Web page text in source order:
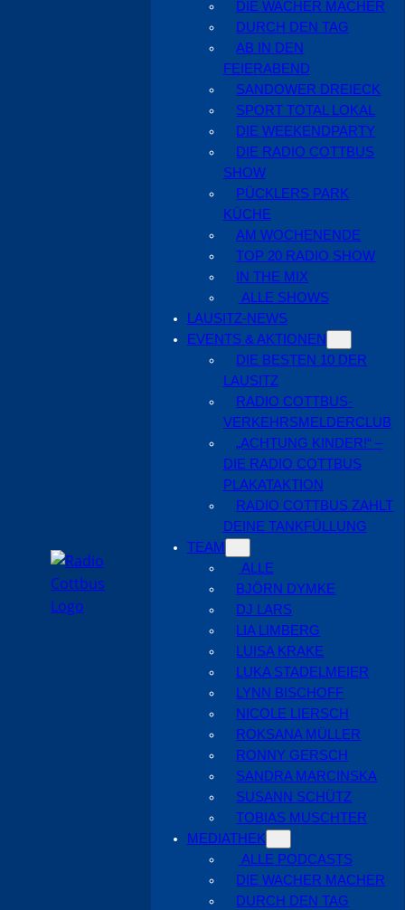
DIE WACHER MACHER
DURCH DEN TAG
AB IN DEN
FEIERABEND
SANDOWER DREIECK
SPORT TOTAL LOKAL
DIE WEEKENDPARTY
DIE RADIO COTTBUS
SHOW
PÜCKLERS PARK
KÜCHE
AM WOCHENENDE
TOP 20 RADIO SHOW
IN THE MIX
ALLE SHOWS
LAUSITZ-NEWS
EVENTS & AKTIONEN
DIE BESTEN 10 DER
LAUSITZ
RADIO COTTBUS-
VERKEHRSMELDERCLUB
„ACHTUNG KINDER!“ –
DIE RADIO COTTBUS
PLAKATAKTION
RADIO COTTBUS ZAHLT
DEINE TANKFÜLLUNG
TEAM
ALLE
BJÖRN DYMKE
DJ LARS
LIA LIMBERG
LUISA KRAKE
LUKA STADELMEIER
LYNN BISCHOFF
NICOLE LIERSCH
ROKSANA MÜLLER
RONNY GERSCH
SANDRA MARCINSKA
SUSANN SCHÜTZ
TOBIAS MUSCHTER
MEDIATHEK
ALLE PODCASTS
DIE WACHER MACHER
DURCH DEN TAG